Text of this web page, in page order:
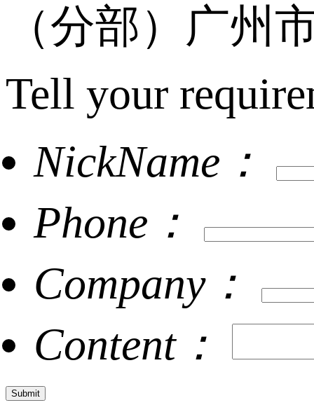
（分部）广州
Tell your
NickName：
Phone：
Company：
Content：